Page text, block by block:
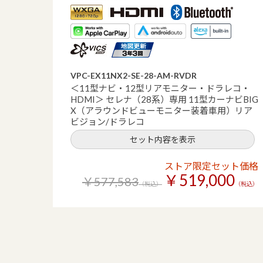
VPC-EX11NX2-SE-28-AM-RVDR
＜11型ナビ・12型リアモニター・ドラレコ・
HDMI＞ セレナ（28系）専用 11型カーナビBIG
X（アラウンドビューモニター装着車用）リア
ビジョン/ドラレコ
セット内容を表示
ストア限定セット価格
￥577,583（税込） ￥519,000 （税込）